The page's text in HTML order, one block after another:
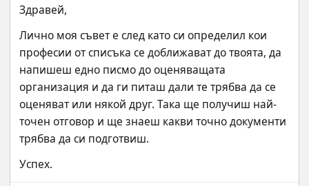
Здравей,
Лично моя съвет е след като си определил кои
професии от списъка се доближават до твоята, да
напишеш едно писмо до оценяващата
организация и да ги питаш дали те трябва да се
оценяват или някой друг. Така ще получиш най-
точен отговор и ще знаеш какви точно документи
трябва да си подготвиш.
Успех.